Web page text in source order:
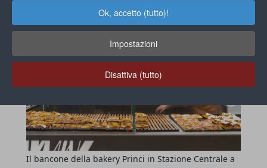
Ok, accetto (tutto)!
Impostazioni
Disattiva (tutto)
Il bancone della bakery Princi in Stazione Centrale a